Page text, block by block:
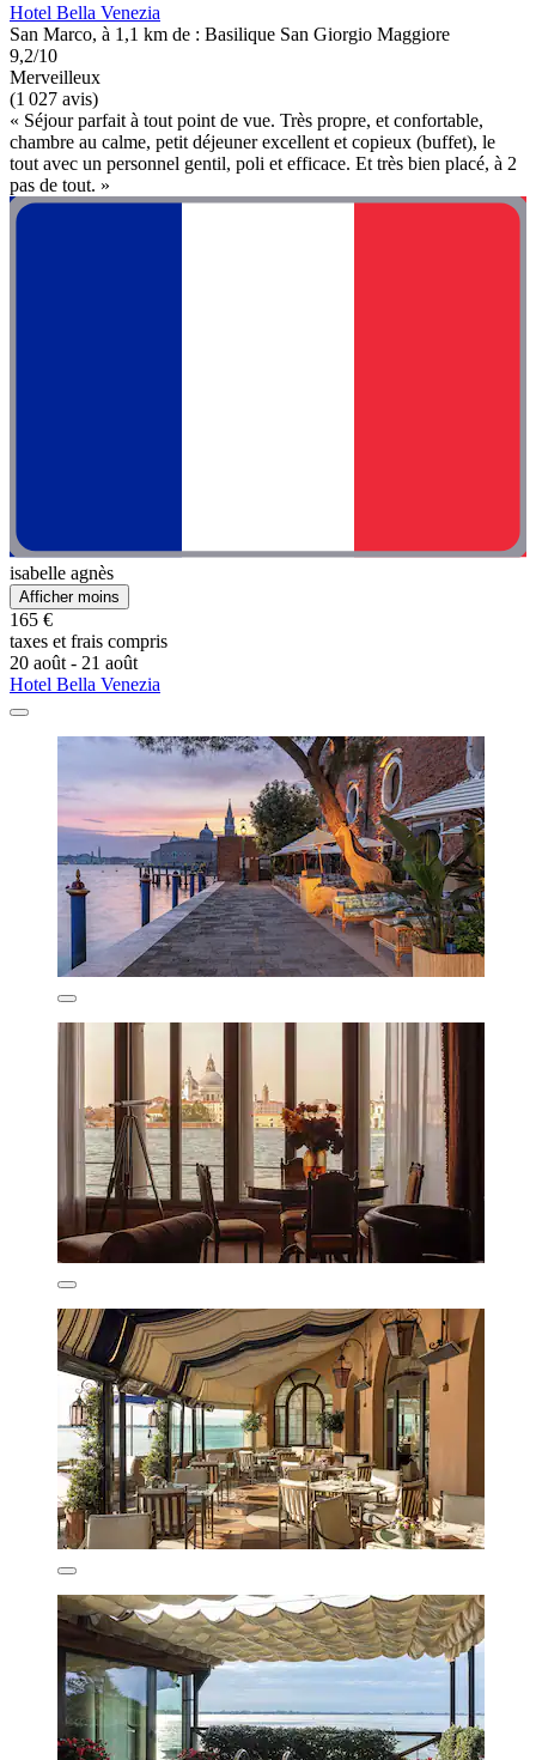
Hotel Bella Venezia
San Marco, à 1,1 km de : Basilique San Giorgio Maggiore
9,2/10
Merveilleux
(1 027 avis)
« Séjour parfait à tout point de vue. Très propre, et confortable,
chambre au calme, petit déjeuner excellent et copieux (buffet), le
tout avec un personnel gentil, poli et efficace. Et très bien placé, à 2
pas de tout. »
isabelle agnès
Afficher moins
165 €
taxes et frais compris
20 août - 21 août
Hotel Bella Venezia